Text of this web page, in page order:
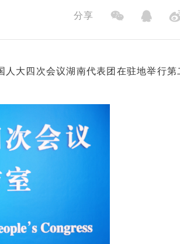
分享
人大四次会议湖南代表团在驻地举行第